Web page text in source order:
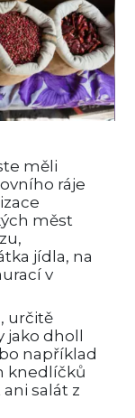
měli
ráje
měst
jídla, na
v
určitě
jako dholl
například
knedlíčků
salát z